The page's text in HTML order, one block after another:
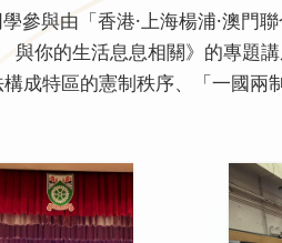
參與由「香港·上海楊浦·澳門
你的生活息息相關》的專題
成特區的憲制秩序、「一國兩